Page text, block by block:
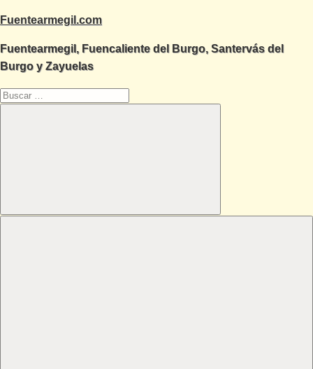
Saltar
contenido
Fuentearmegil.com
Fuentearmegil, Fuencaliente del Burgo, Santervás del
Burgo y Zayuelas
Buscar:
Buscar